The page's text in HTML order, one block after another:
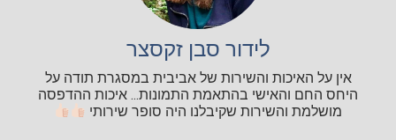
לידור סבן זקסצר
אין על האיכות והשירות של אביבית במסגרת תודה על
היחס החם והאישי בהתאמת התמונות... איכות ההדפסה
מושלמת והשירות שקיבלנו היה סופר שירותי